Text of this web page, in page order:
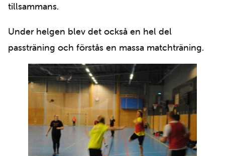
tillsammans.
Under helgen blev det också en hel del
passträning och förstås en massa matchträning.